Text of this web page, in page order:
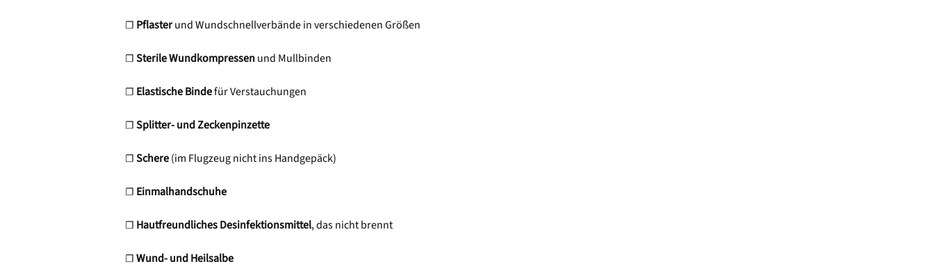
☐ Pflasterund Wundschnellverbände in verschiedenen Größen
☐Sterile Wundkompressenund Mullbinden
☐ Elastische Bindefür Verstauchungen
☐Splitter- und Zeckenpinzette
☐Schere(im Flugzeug nicht ins Handgepäck)
☐ Einmalhandschuhe
☐ Hautfreundliches Desinfektionsmittel, das nicht brennt
☐Wund- und Heilsalbe